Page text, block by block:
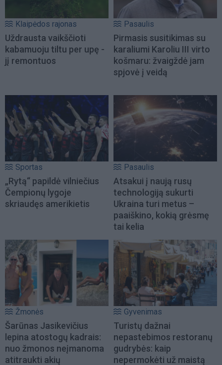
Klaipėdos rajonas
Uždrausta vaikščioti
kabamuoju tiltu per upę -
jį remontuos
Pasaulis
Pirmasis susitikimas su
karaliumi Karoliu III virto
košmaru: žvaigždė jam
spjovė į veidą
Sportas
„Rytą“ papildė vilniečius
Čempionų lygoje
skriaudęs amerikietis
Pasaulis
Atsakui į naują rusų
technologiją sukurti
Ukraina turi metus –
paaiškino, kokią grėsmę
tai kelia
Žmonės
Šarūnas Jasikevičius
lepina atostogų kadrais:
nuo žmonos neįmanoma
atitraukti akių
Gyvenimas
Turistų dažnai
nepastebimos restoranų
gudrybės: kaip
nepermokėti už maistą